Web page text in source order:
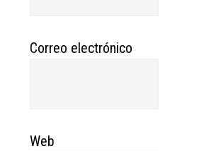
Correo electrónico
Web